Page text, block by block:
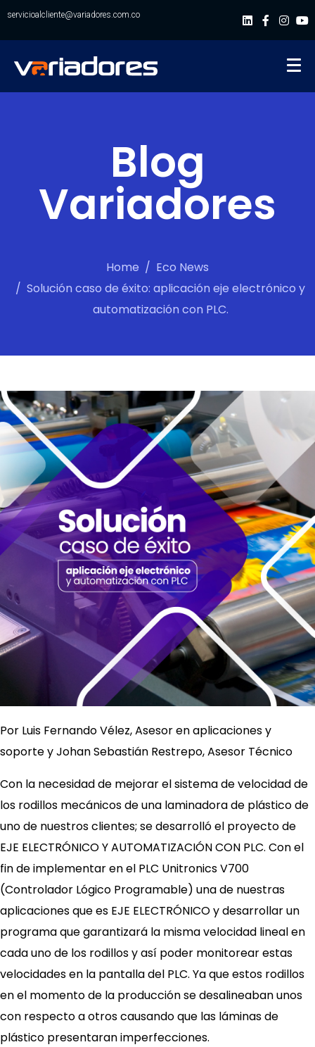
servicioalcliente@variadores.com.co
Blog
Variadores
Home
Eco News
Solución caso de éxito: aplicación eje electrónico y
automatización con PLC.
Por Luis Fernando Vélez, Asesor en aplicaciones y
soporte y Johan Sebastián Restrepo, Asesor Técnico
Con la necesidad de mejorar el sistema de velocidad de
los rodillos mecánicos de una laminadora de plástico de
uno de nuestros clientes; se desarrolló el proyecto de
EJE ELECTRÓNICO Y AUTOMATIZACIÓN CON PLC. Con el
fin de implementar en el PLC Unitronics V700
(Controlador Lógico Programable) una de nuestras
aplicaciones que es EJE ELECTRÓNICO y desarrollar un
programa que garantizará la misma velocidad lineal en
cada uno de los rodillos y así poder monitorear estas
velocidades en la pantalla del PLC. Ya que estos rodillos
en el momento de la producción se desalineaban unos
con respecto a otros causando que las láminas de
plástico presentaran imperfecciones.